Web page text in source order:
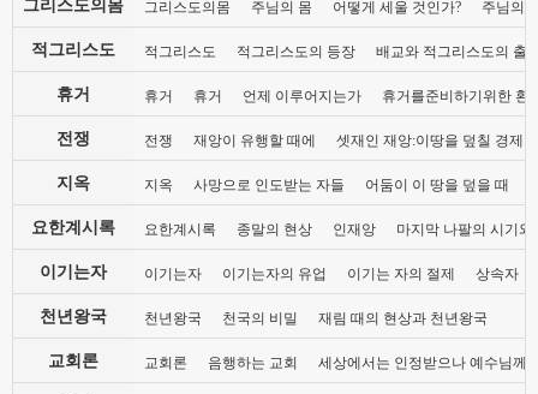
그리스도의몸 그리스도의몸 주님의 몸 어떻게 세울 것인가? 주님의
적그리스도 적그리스도 적그리스도의 등장 배교와 적그리스도의 출
휴거 휴거 휴거 언제 이루어지는가 휴거를준비하기위한 환
전쟁 전쟁 재앙이 유행할 때에 셋재인 재앙:이땅을 덮칠 경제
지옥 지옥 사망으로 인도받는 자들 어둠이 이 땅을 덮을 때
요한계시록 요한계시록 종말의 현상 인재앙 마지막 나팔의 시기와
이기는자 이기는자 이기는자의 유업 이기는 자의 절제 상속자
천년왕국 천년왕국 천국의 비밀 재림 때의 현상과 천년왕국
교회론 교회론 음행하는 교회 세상에서는 인정받으나 예수님께